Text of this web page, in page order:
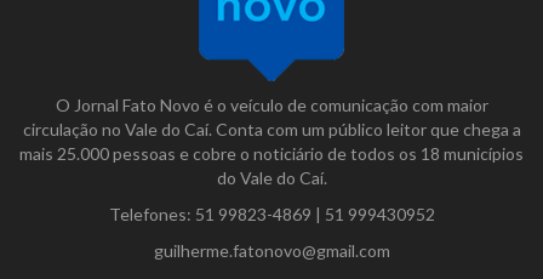
O Jornal Fato Novo é o veículo de comunicação com maior
circulação no Vale do Caí. Conta com um público leitor que chega a
mais 25.000 pessoas e cobre o noticiário de todos os 18 municípios
do Vale do Caí.
Telefones: 51 99823-4869 | 51 999430952
guilherme.fatonovo@gmail.com